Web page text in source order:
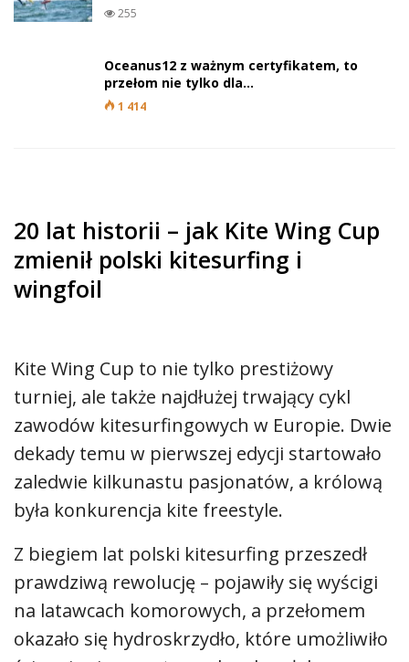
255
Oceanus12 z ważnym certyfikatem, to
przełom nie tylko dla…
1 414
20 lat historii – jak Kite Wing Cup
zmienił polski kitesurfing i
wingfoil
Kite Wing Cup to nie tylko prestiżowy
turniej, ale także najdłużej trwający cykl
zawodów kitesurfingowych w Europie. Dwie
dekady temu w pierwszej edycji startowało
zaledwie kilkunastu pasjonatów, a królową
była konkurencja kite freestyle.
Z biegiem lat polski kitesurfing przeszedł
prawdziwą rewolucję – pojawiły się wyścigi
na latawcach komorowych, a przełomem
okazało się hydroskrzydło, które umożliwiło